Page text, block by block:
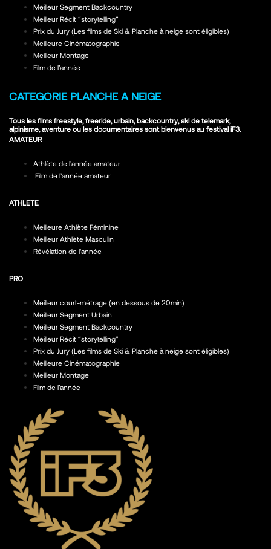
Meilleur Segment Backcountry
Meilleur Récit “storytelling”
Prix du Jury (Les films de Ski & Planche à neige sont éligibles)
Meilleure Cinématographie
Meilleur Montage
Film de l’année
CATEGORIE PLANCHE A NEIGE
Tous les films freestyle, freeride, urbain, backcountry, ski de telemark,
alpinisme, aventure ou les documentaires sont bienvenus au festival iF3.
AMATEUR
Athlète de l'année amateur
Film de l’année amateur
ATHLETE
Meilleure Athlète Féminine
Meilleur Athlète Masculin
Révélation de l'année
PRO
Meilleur court-métrage (en dessous de 20min)
Meilleur Segment Urbain
Meilleur Segment Backcountry
Meilleur Récit “storytelling”
Prix du Jury (Les films de Ski & Planche à neige sont éligibles)
Meilleure Cinématographie
Meilleur Montage
Film de l’année